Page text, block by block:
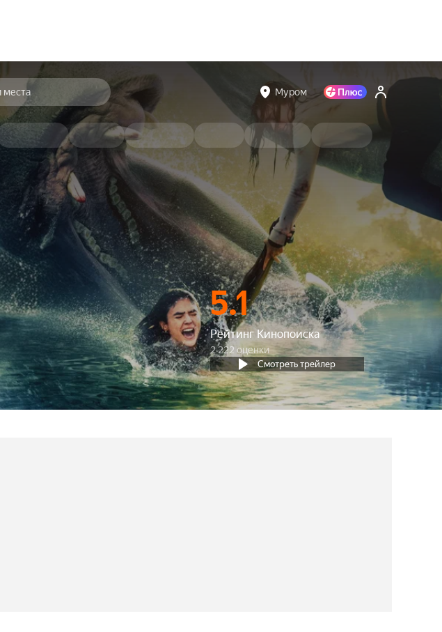
места Муром
5.1
Рейтинг Кинопоиска
2 222 оценки
Смотреть трейлер